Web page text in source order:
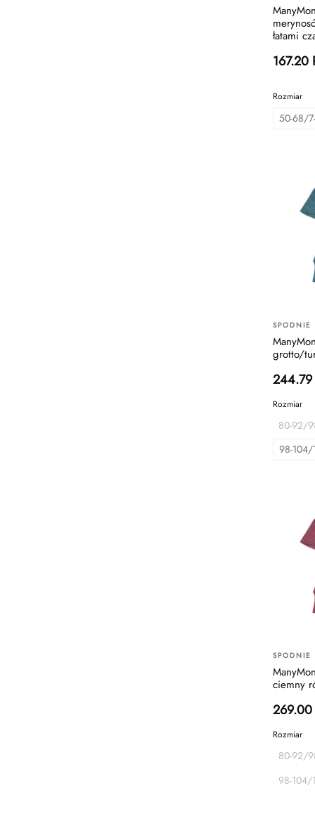
łatami
167.20
Rozmiar
50-68/
grotto/
244.79
Rozmiar
80-92/
98-104/
ciemny
269.00
Rozmiar
80-92/
98-104/